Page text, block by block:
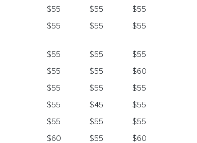
나톤
매남
리파노이
$55 $55
$55
$55 $55 $55
$55 $55
$55
$55 $55
$60
$55 $55
$55
$55 $45
$55
$55 $55
$55
$60 $55
$60